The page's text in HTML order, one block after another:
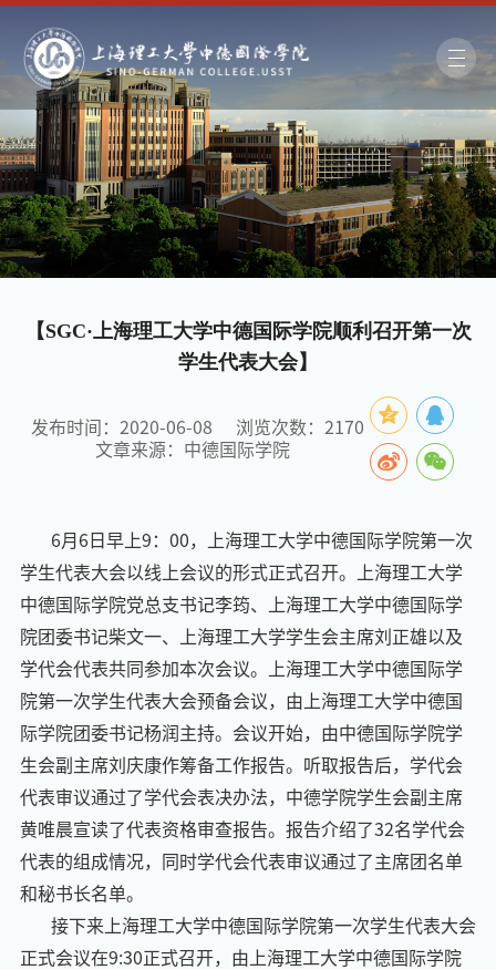
【SGC·上海理工大学中德国际学院顺利召开第一次
学生代表大会】
发布时间：2020-06-08 浏览次数： 2170
文章来源：中德国际学院
6月 6日早上9 ： 00，上海理工大学中德国际学院第一次
学生代表大会以线上会议的形式正式召开。上海理工大学
中德国际学院党总支书记李筠、 上海理工大学中德国际学
院团委书记柴文一、 上海理工大学学生会主席刘正雄以及
学代会代表共同参加本次会议。 上海理工大学中德国际学
院第一次学生代表大会预备会议， 由上海理工大学中德国
际学院团委书记杨润 主持。会议开始，由中德国际学院学
生会副主席刘庆康作筹备工作报告。听取报告后，学代会
代表审议通过了学代会表决办法，中德学院学生会副主席
黄唯晨宣读了代表资格审查报告。报告介绍了32名学代会
代表的组成情况，同时学代会代表审议通过了主席团名单
和秘书长名单。
接下来上海理工大学中德国际学院第一次学生代表大会
正式会议在9:30正式召开， 由上海理工大学中德国际学院